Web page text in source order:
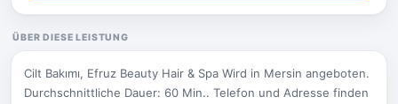
ÜBER DIESE LEISTUNG
Cilt Bakımı, Efruz Beauty Hair & Spa Wird in Mersin angeboten.
Durchschnittliche Dauer: 60 Min.. Telefon und Adresse finden